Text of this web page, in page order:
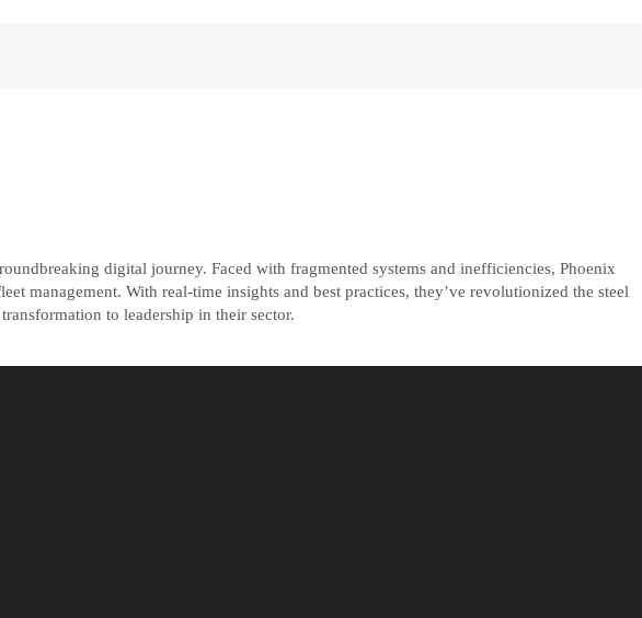
digital journey. Faced with fragmented systems and inefficiencies, Phoenix
management. With real-time insights and best practices, they’ve revolutionized the steel
to leadership in their sector.